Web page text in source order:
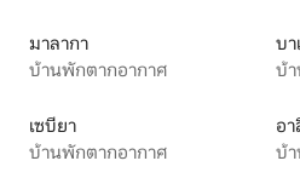
มาลากา
บ้านพักตากอากาศ
บา
บ้
เซบียา
บ้านพักตากอากาศ
อ
บ้